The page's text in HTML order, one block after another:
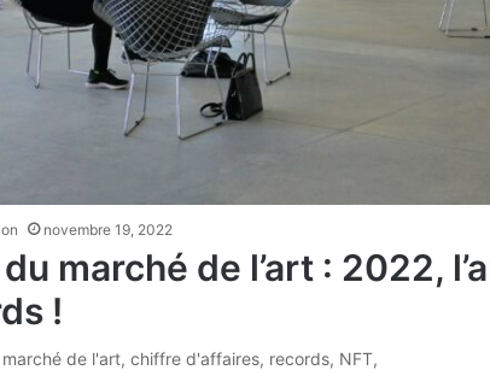
novembre 19, 2022
marché de l’art : 2022,
!
de l'art, chiffre d'affaires, records, NFT,